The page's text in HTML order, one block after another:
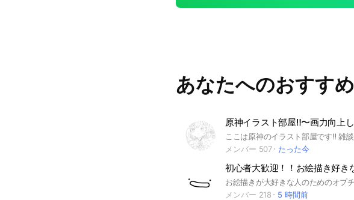
あなたへのおすすめ
メンバー 507
たった今
メンバー 218
5 時間前